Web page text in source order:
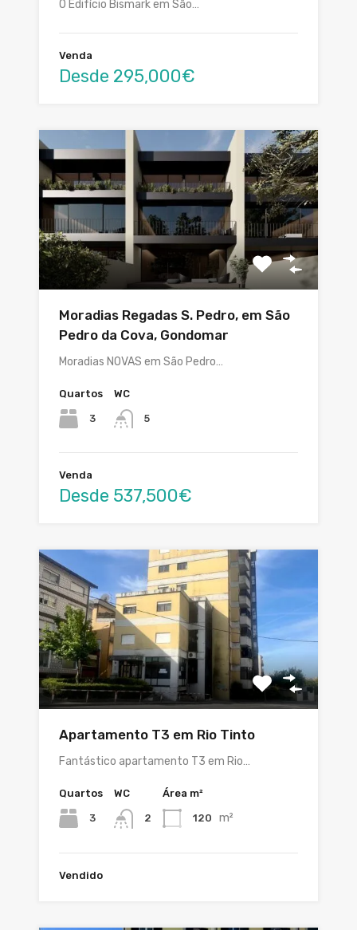
O Edifício Bismark em São…
Venda
Desde 295,000€
Moradias Regadas S. Pedro, em São
Pedro da Cova, Gondomar
Moradias NOVAS em São Pedro…
Quartos
3
WC
5
Venda
Desde 537,500€
Apartamento T3 em Rio Tinto
Fantástico apartamento T3 em Rio…
Quartos
3
WC
2
Área m²
120 m²
Vendido